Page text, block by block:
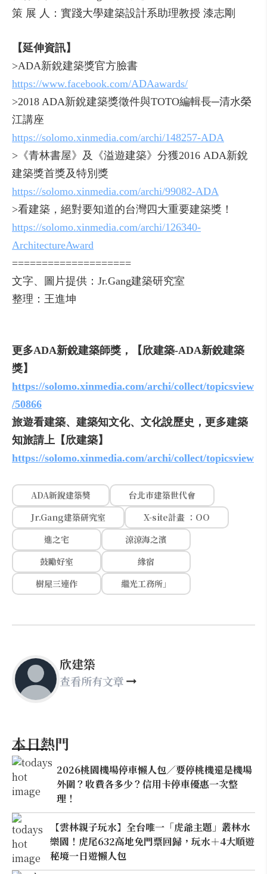
策 展 人：實踐大學建築設計系助理教授 漆志剛
【延伸資訊】
>ADA新銳建築獎官方臉書
https://www.facebook.com/ADAawards/
>2018 ADA新銳建築獎徵件與TOTO編輯長─清水榮
江講座
https://solomo.xinmedia.com/archi/148257-ADA
>《青林書屋》及《溢遊建築》分獲2016 ADA新銳
建築獎首獎及特別獎
https://solomo.xinmedia.com/archi/99082-ADA
>看建築，絕對要知道的台灣四大重要建築獎！
https://solomo.xinmedia.com/archi/126340-
ArchitectureAward
====================
文字、圖片提供：Jr.Gang建築研究室
整理：王進坤
更多ADA新銳建築師獎，【欣建築-ADA新銳建築
獎】
https://solomo.xinmedia.com/archi/collect/topicsview
/50866
旅遊看建築、建築知文化、文化說歷史，更多建築
知旅請上【欣建築】
https://solomo.xinmedia.com/archi/collect/topicsview
ADA新銳建築獎
台北市建築世代會
Jr.Gang建築研究室
X-site計畫 ：OO
進之宅
涼涼海之濱
鼓勵好室
緣宿
樹屋三連作
繼光工務所」
欣建築
查看所有文章
本日熱門
2026桃園機場停車懶人包／要停桃機還是機場
外圍？收費各多少？信用卡停車優惠一次整
理！
【雲林親子玩水】全台唯一「虎爺主題」叢林水
樂園！虎尾632高地免門票回歸，玩水＋4大順遊
秘境一日遊懶人包